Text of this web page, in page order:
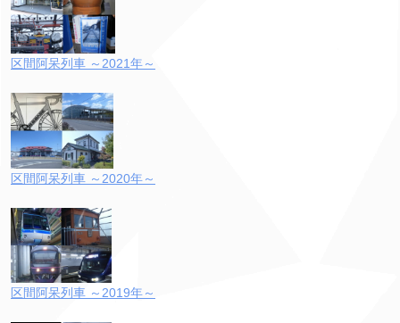
区間阿呆列車 ～2021年～
区間阿呆列車 ～2020年～
区間阿呆列車 ～2019年～